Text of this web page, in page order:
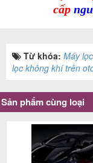
cấp
Từ khóa: Máy
lọc không khí trên
Sản phẩm cùng loại